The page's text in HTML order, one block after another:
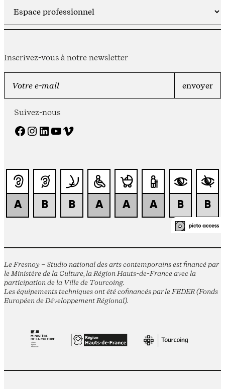
Inscrivez-vous à notre newsletter
Suivez-nous
Facebook Instagram LinkedIn YouTube Vimeo
Le Fresnoy – Studio national des arts contemporains est financé par
le Ministère de la Culture, la Région Hauts-de-France avec la
participation de la Ville de Tourcoing.
Les équipements techniques ont été cofinancés par le FEDER (Fonds
Européen de Développement Régional).